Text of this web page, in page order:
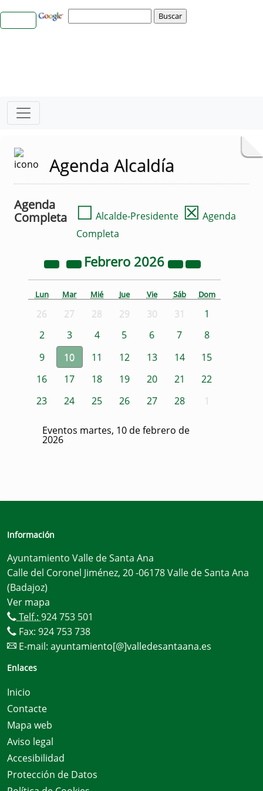
Agenda Alcaldía
Agenda
Completa
☐ Alcalde-Presidente ☒ Agenda
Completa
Febrero 2026
Lun Mar Mié Jue Vie Sáb Dom
26 27 28 29 30 31
1
2
3 4 5 6 7
8
9
10 11 12 13 14
15
16
17 18 19 20 21
22
23
24 25 26 27 28 1
Eventos martes, 10 de febrero de
2026
Información
Ayuntamiento Valle de Santa Ana
Calle del Coronel Jiménez, 20 -06178 Valle de Santa Ana
(Badajoz)
Ver mapa
Telf.: 924 753 501
Fax: 924 753 738
E-mail: ayuntamiento[@]valledesantaana.es
Enlaces
Inicio
Contacte
Mapa web
Aviso legal
Accesibilidad
Protección de Datos